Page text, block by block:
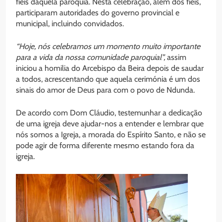
participaram autoridades do governo provincial e
municipal, incluindo convidados.
“Hoje, nós celebramos um momento muito importante
para a vida da nossa comunidade paroquial”,assim
iniciou a homilia do Arcebispo da Beira depois de saudar
a todos, acrescentando que aquela cerimónia é um dos
sinais do amor de Deus para com o povo de Ndunda.
De acordo com Dom Cláudio, testemunhar a dedicação
de uma igreja deve ajudar-nos a entender e lembrar que
nós somos a Igreja, a morada do Espírito Santo, e não se
pode agir de forma diferente mesmo estando fora da
igreja.